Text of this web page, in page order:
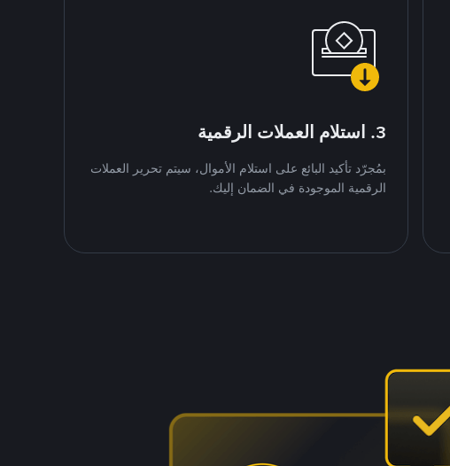
3. استلام العملات الرقمية
بمُجرّد تأكيد البائع على استلام الأموال، سيتم تحرير العملات
الرقمية الموجودة في الضمان إليك.